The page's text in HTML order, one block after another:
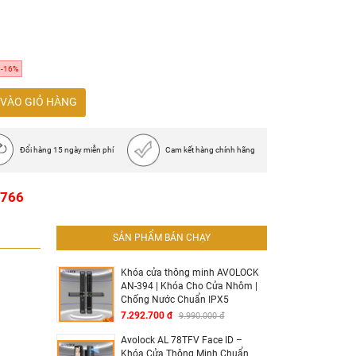
100 thẻ từ, 100 mật mã
dùng
(không bao gồm)
-16%
GIỎ HÀNG
Đổi hàng 15 ngày miễn phí Cam kết hàng chính hãng
SẢN PHẨM BÁN CHẠY
Khóa cửa thông minh AVOLOCK
AN-394 | Khóa Cho Cửa Nhôm |
Chống Nước Chuẩn IPX5
7.292.700 đ 9.990.000 đ
Avolock AL 78TFV Face ID –
Khóa Cửa Thông Minh Chuẩn